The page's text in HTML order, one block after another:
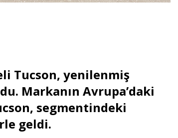
Tucson, yenilenmiş
Markanın Avrupa’daki
segmentindeki
geldi.